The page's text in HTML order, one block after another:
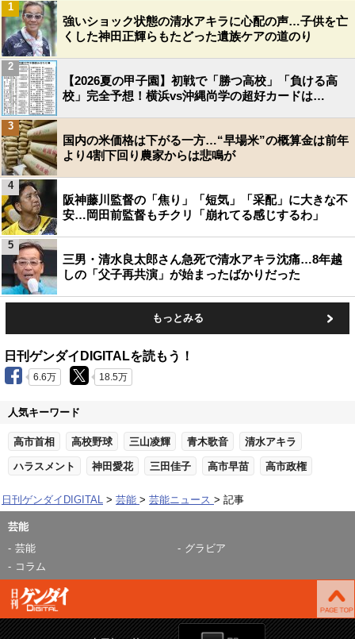
強いショック状態の清水アキラに心配の声…子供を亡
くした神田正輝らもたどった遺族ケアの道のり
1
【2026夏の甲子園】初戦で「勝つ高校」「負ける高
校」完全予想！横浜vs沖縄尚学の超好カードは…
2
国内の米価格は下がる一方…“早場米”の概算金は前年
より4割下回り農家からは悲鳴が
3
阪神藤川監督の「焦り」「短気」「采配」に大きな不
安…岡田前監督もチクリ「崩れてる感じするわ」
4
三男・清水良太郎さん急死で清水アキラ沈痛…8年越
しの「父子再共演」が始まったばかりだった
5
もっとみる
日刊ゲンダイDIGITALを読もう！
6.6万 18.5万
人気キーワード
高市首相 高校野球 三山凌輝 青木歌音 清水アキラ
ハラスメント 神田愛花 三田佳子 高市早苗 高市政権
日刊ゲンダイDIGITAL 芸能 芸能ニュース 記事
芸能
芸能
グラビア
コラム